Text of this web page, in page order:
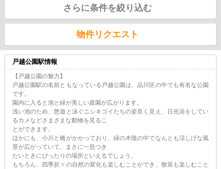
さらに条件を絞り込む
物件リクエスト
戸越公園駅情報
【戸越公園の魅力】
戸越公園駅の名前ともなっている戸越公園は、品川区の中でも有名な公園
です。
園内に入ると池と緑が美しい庭園が広がります。
浅い池のため、悠遊と泳ぐニシキゴイたちの姿良く見え、日光浴をしてい
るカメなどさまざまな動物を見るこ
とができます。
ほかにも、小川と橋がかかっており、緑の木陰の中でなんとも涼しげな風
景が広がっていて、まさに一息つき
たいときにぴったりの場所といえるでしょう。
もちろん、四季折々の自然の変化も楽しむことができ、散策も楽しむこと